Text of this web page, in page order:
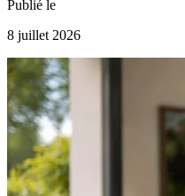
Publié le
8 juillet 2026